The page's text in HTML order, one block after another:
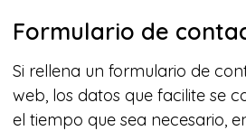
Formulario de
Si rellena un formulario de
web, los datos que facilite se
el tiempo que sea necesario,